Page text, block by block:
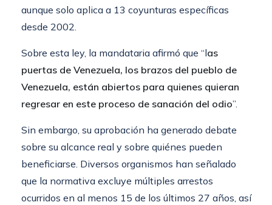
aunque solo aplica a 13 coyunturas específicas
desde 2002.
Sobre esta ley, la mandataria afirmó que “las
puertas de Venezuela, los brazos del pueblo de
Venezuela, están abiertos para quienes quieran
regresar en este proceso de sanación del odio”.
Sin embargo, su aprobación ha generado debate
sobre su alcance real y sobre quiénes pueden
beneficiarse. Diversos organismos han señalado
que la normativa excluye múltiples arrestos
ocurridos en al menos 15 de los últimos 27 años, así